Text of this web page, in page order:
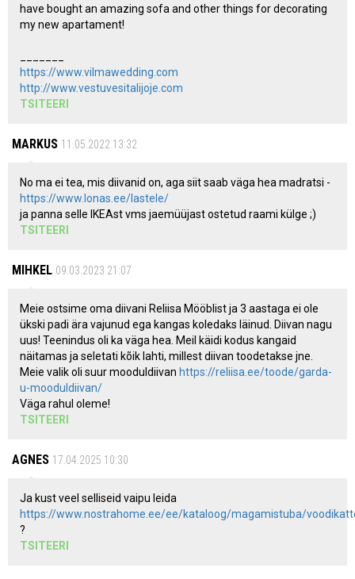
have bought an amazing sofa and other things for decorating
my new apartament!
https://www.vilmawedding.com
http://www.vestuvesitalijoje.com
TSITEERI
MARKUS 11.05.2022 13:32
No ma ei tea, mis diivanid on, aga siit saab väga hea madratsi -
https://www.lonas.ee/lastele/
ja panna selle IKEAst vms jaemüüjast ostetud raami külge ;)
TSITEERI
MIHKEL 09.03.2023 21:07
Meie ostsime oma diivani Reliisa Mööblist ja 3 aastaga ei ole
ükski padi ära vajunud ega kangas koledaks läinud. Diivan nagu
uus! Teenindus oli ka väga hea. Meil käidi kodus kangaid
näitamas ja seletati kõik lahti, millest diivan toodetakse jne.
Meie valik oli suur mooduldiivan https://reliisa.ee/toode/garda-
u-mooduldiivan/
Väga rahul oleme!
TSITEERI
AGNES 17.04.2025 10:30
Ja kust veel selliseid vaipu leida
https://www.nostrahome.ee/ee/kataloog/magamistuba/
?
TSITEERI